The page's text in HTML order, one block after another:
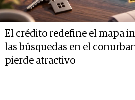
El crédito redefine el mapa
las búsquedas en el
pierde atractivo